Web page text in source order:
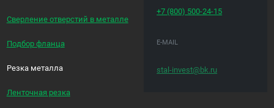
Сверление отверстий в металле
Подбор фланца
Резка металла
Ленточная резка
+7 (800) 500-24-15
E-MAIL
stal-invest@bk.ru